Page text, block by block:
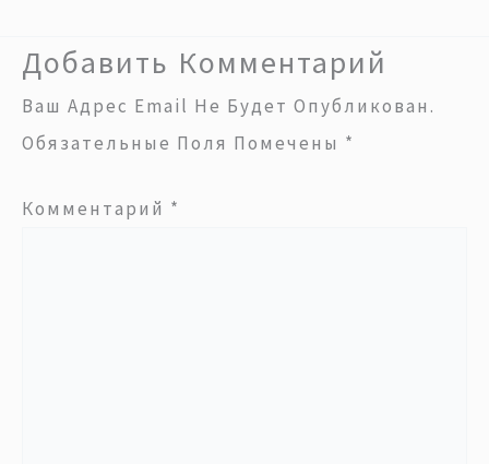
Добавить Комментарий
Ваш Адрес Email Не Будет Опубликован.
Обязательные Поля Помечены *
Комментарий *